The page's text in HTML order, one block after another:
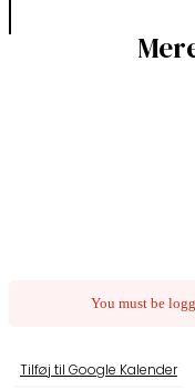
You must be
Tilføj til Google Kalender